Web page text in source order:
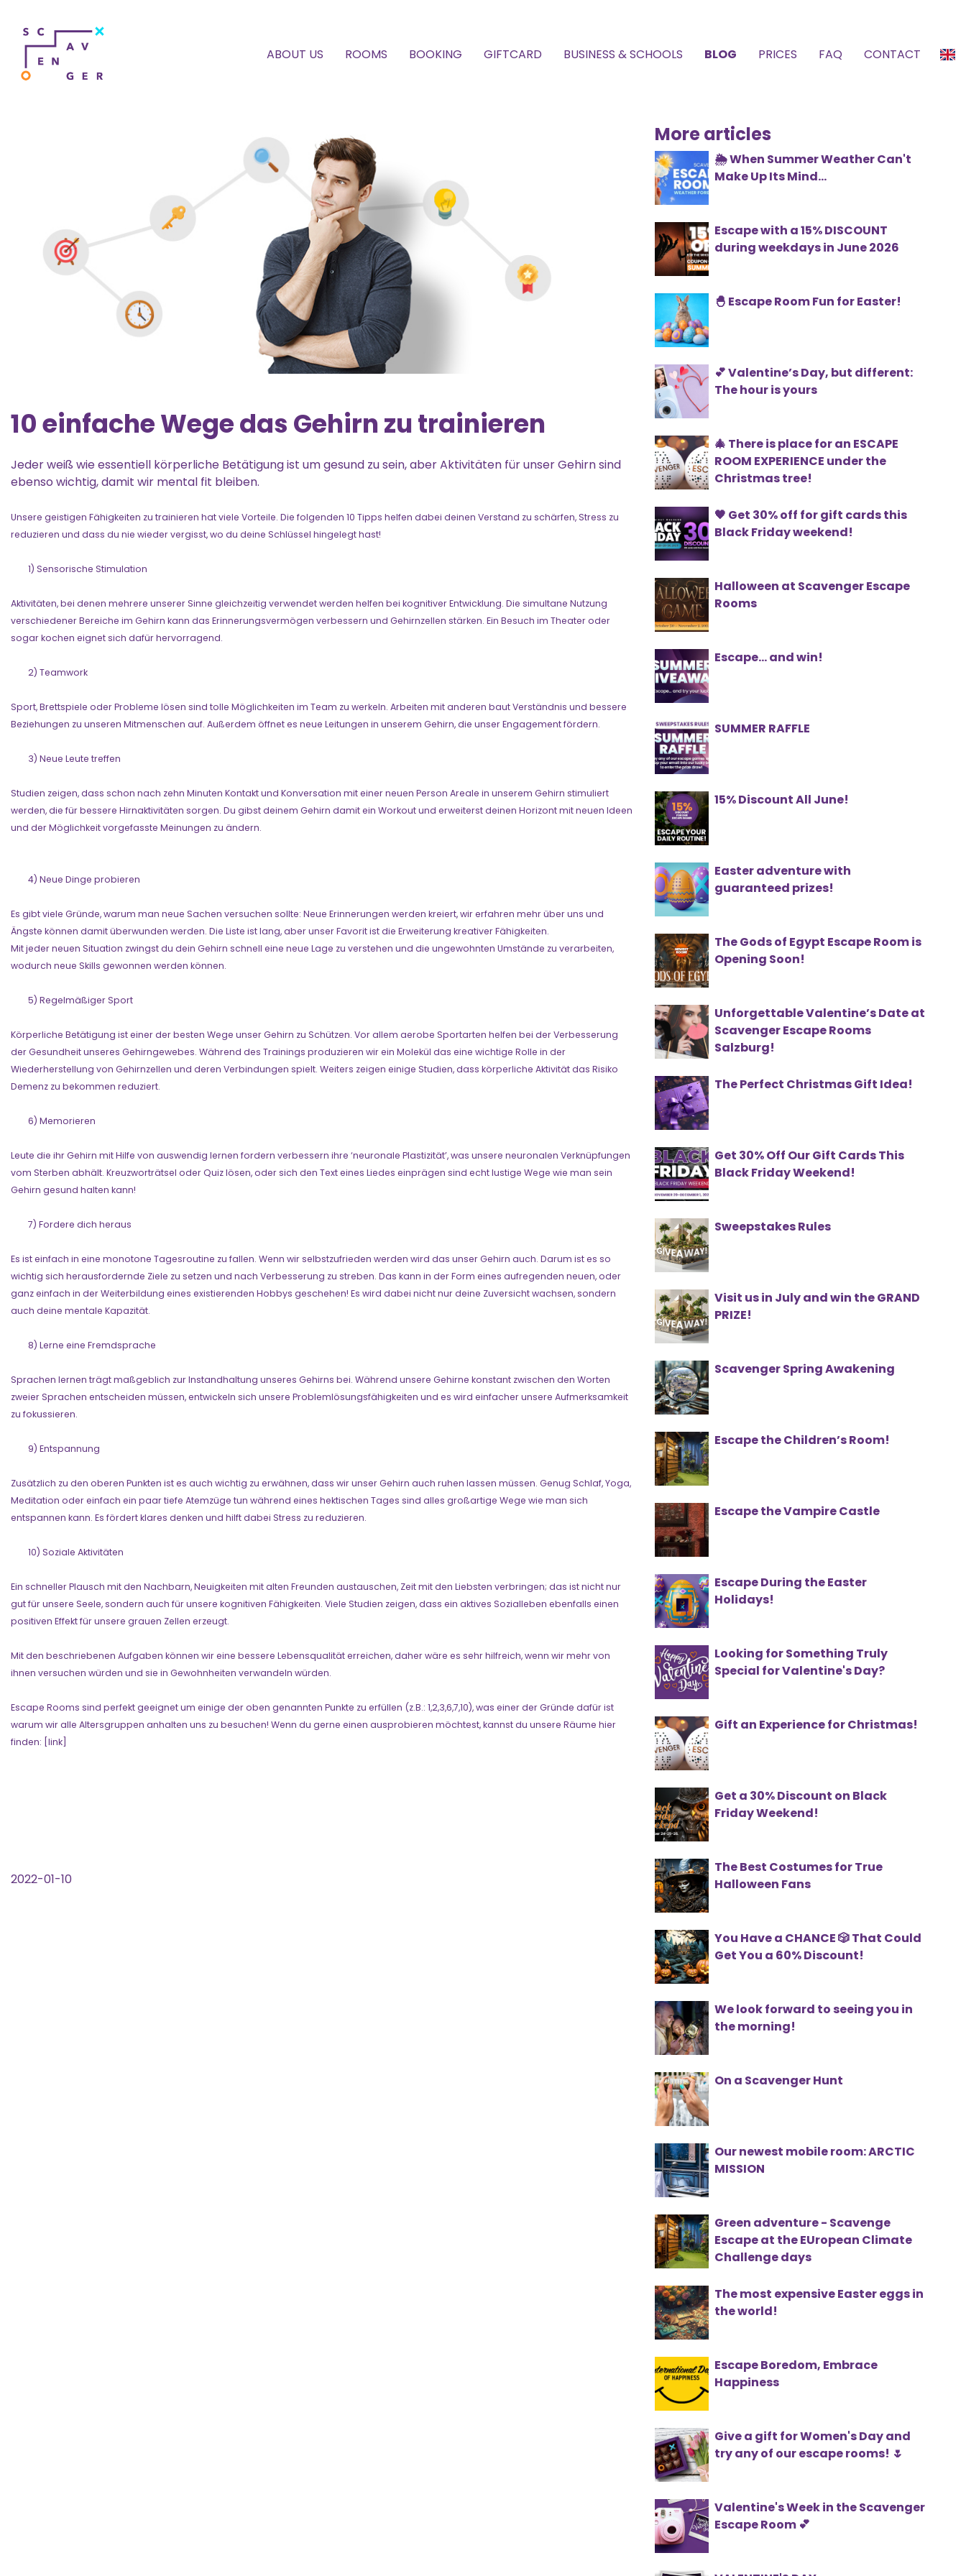
ABOUT US ROOMS BOOKING GIFTCARD BUSINESS & SCHOOLS BLOG PRICES FAQ CONTACT
10 einfache Wege das Gehirn zu trainieren
Jeder weiß wie essentiell körperliche Betätigung ist um gesund zu sein, aber Aktivitäten für unser Gehirn sind
ebenso wichtig, damit wir mental fit bleiben.
Unsere geistigen Fähigkeiten zu trainieren hat viele Vorteile. Die folgenden 10 Tipps helfen dabei deinen Verstand zu schärfen, Stress zu
reduzieren und dass du nie wieder vergisst, wo du deine Schlüssel hingelegt hast!
1) Sensorische Stimulation
Aktivitäten, bei denen mehrere unserer Sinne gleichzeitig verwendet werden helfen bei kognitiver Entwicklung. Die simultane Nutzung
verschiedener Bereiche im Gehirn kann das Erinnerungsvermögen verbessern und Gehirnzellen stärken. Ein Besuch im Theater oder
sogar kochen eignet sich dafür hervorragend.
2) Teamwork
Sport, Brettspiele oder Probleme lösen sind tolle Möglichkeiten im Team zu werkeln. Arbeiten mit anderen baut Verständnis und bessere
Beziehungen zu unseren Mitmenschen auf. Außerdem öffnet es neue Leitungen in unserem Gehirn, die unser Engagement fördern.
3) Neue Leute treffen
Studien zeigen, dass schon nach zehn Minuten Kontakt und Konversation mit einer neuen Person Areale in unserem Gehirn stimuliert
werden, die für bessere Hirnaktivitäten sorgen. Du gibst deinem Gehirn damit ein Workout und erweiterst deinen Horizont mit neuen Ideen
und der Möglichkeit vorgefasste Meinungen zu ändern.
4) Neue Dinge probieren
Es gibt viele Gründe, warum man neue Sachen versuchen sollte: Neue Erinnerungen werden kreiert, wir erfahren mehr über uns und
Ängste können damit überwunden werden. Die Liste ist lang, aber unser Favorit ist die Erweiterung kreativer Fähigkeiten.
Mit jeder neuen Situation zwingst du dein Gehirn schnell eine neue Lage zu verstehen und die ungewohnten Umstände zu verarbeiten,
wodurch neue Skills gewonnen werden können.
5) Regelmäßiger Sport
Körperliche Betätigung ist einer der besten Wege unser Gehirn zu Schützen. Vor allem aerobe Sportarten helfen bei der Verbesserung
der Gesundheit unseres Gehirngewebes. Während des Trainings produzieren wir ein Molekül das eine wichtige Rolle in der
Wiederherstellung von Gehirnzellen und deren Verbindungen spielt. Weiters zeigen einige Studien, dass körperliche Aktivität das Risiko
Demenz zu bekommen reduziert.
6) Memorieren
Leute die ihr Gehirn mit Hilfe von auswendig lernen fordern verbessern ihre ‘neuronale Plastizität’, was unsere neuronalen Verknüpfungen
vom Sterben abhält. Kreuzworträtsel oder Quiz lösen, oder sich den Text eines Liedes einprägen sind echt lustige Wege wie man sein
Gehirn gesund halten kann!
7) Fordere dich heraus
Es ist einfach in eine monotone Tagesroutine zu fallen. Wenn wir selbstzufrieden werden wird das unser Gehirn auch. Darum ist es so
wichtig sich herausfordernde Ziele zu setzen und nach Verbesserung zu streben. Das kann in der Form eines aufregenden neuen, oder
ganz einfach in der Weiterbildung eines existierenden Hobbys geschehen! Es wird dabei nicht nur deine Zuversicht wachsen, sondern
auch deine mentale Kapazität.
8) Lerne eine Fremdsprache
Sprachen lernen trägt maßgeblich zur Instandhaltung unseres Gehirns bei. Während unsere Gehirne konstant zwischen den Worten
zweier Sprachen entscheiden müssen, entwickeln sich unsere Problemlösungsfähigkeiten und es wird einfacher unsere Aufmerksamkeit
zu fokussieren.
9) Entspannung
Zusätzlich zu den oberen Punkten ist es auch wichtig zu erwähnen, dass wir unser Gehirn auch ruhen lassen müssen. Genug Schlaf, Yoga,
Meditation oder einfach ein paar tiefe Atemzüge tun während eines hektischen Tages sind alles großartige Wege wie man sich
entspannen kann. Es fördert klares denken und hilft dabei Stress zu reduzieren.
10) Soziale Aktivitäten
Ein schneller Plausch mit den Nachbarn, Neuigkeiten mit alten Freunden austauschen, Zeit mit den Liebsten verbringen; das ist nicht nur
gut für unsere Seele, sondern auch für unsere kognitiven Fähigkeiten. Viele Studien zeigen, dass ein aktives Sozialleben ebenfalls einen
positiven Effekt für unsere grauen Zellen erzeugt.
Mit den beschriebenen Aufgaben können wir eine bessere Lebensqualität erreichen, daher wäre es sehr hilfreich, wenn wir mehr von
ihnen versuchen würden und sie in Gewohnheiten verwandeln würden.
Escape Rooms sind perfekt geeignet um einige der oben genannten Punkte zu erfüllen (z.B.: 1,2,3,6,7,10), was einer der Gründe dafür ist
warum wir alle Altersgruppen anhalten uns zu besuchen! Wenn du gerne einen ausprobieren möchtest, kannst du unsere Räume hier
finden: [link]
2022-01-10
More articles
🌦️ When Summer Weather Can't
Make Up Its Mind...
Escape with a 15% DISCOUNT
during weekdays in June 2026
🐣 Escape Room Fun for Easter!
💕 Valentine’s Day, but different:
The hour is yours
🎄 There is place for an ESCAPE
ROOM EXPERIENCE under the
Christmas tree!
🖤 Get 30% off for gift cards this
Black Friday weekend!
Halloween at Scavenger Escape
Rooms
Escape... and win!
SUMMER RAFFLE
15% Discount All June!
Easter adventure with
guaranteed prizes!
The Gods of Egypt Escape Room is
Opening Soon!
Unforgettable Valentine’s Date at
Scavenger Escape Rooms
Salzburg!
The Perfect Christmas Gift Idea!
Get 30% Off Our Gift Cards This
Black Friday Weekend!
Sweepstakes Rules
Visit us in July and win the GRAND
PRIZE!
Scavenger Spring Awakening
Escape the Children’s Room!
Escape the Vampire Castle
Escape During the Easter
Holidays!
Looking for Something Truly
Special for Valentine's Day?
Gift an Experience for Christmas!
Get a 30% Discount on Black
Friday Weekend!
The Best Costumes for True
Halloween Fans
You Have a CHANCE 🎲 That Could
Get You a 60% Discount!
We look forward to seeing you in
the morning!
On a Scavenger Hunt
Our newest mobile room: ARCTIC
MISSION
Green adventure - Scavenge
Escape at the EUropean Climate
Challenge days
The most expensive Easter eggs in
the world!
Escape Boredom, Embrace
Happiness
Give a gift for Women's Day and
try any of our escape rooms! 🌷
Valentine's Week in the Scavenger
Escape Room 💕